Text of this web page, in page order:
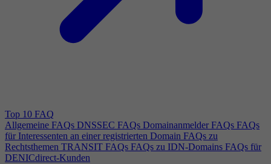
Top 10 FAQ
Allgemeine FAQs DNSSEC FAQs Domainanmelder FAQs FAQs
für Interessenten an einer registrierten Domain FAQs zu
Rechtsthemen TRANSIT FAQs FAQs zu IDN-Domains FAQs für
DENICdirect-Kunden